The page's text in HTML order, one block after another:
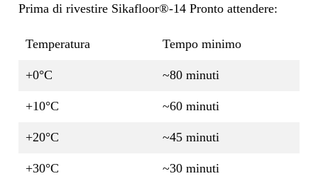
Prima di rivestire Sikafloor®-14 Pronto attendere:
Temperatura Tempo minimo
+0°C ~80 minuti
+10°C ~60 minuti
+20°C ~45 minuti
+30°C ~30 minuti